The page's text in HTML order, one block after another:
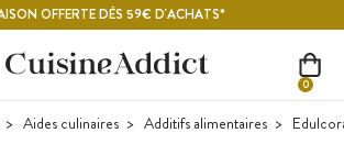
OFFERTE DÈS 59€ D'ACHATS*
0
Aides culinaires Additifs alimentaires